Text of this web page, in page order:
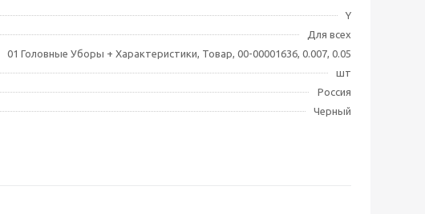
Y
Для всех
01 Головные Уборы + Характеристики, Товар, 00-00001636, 0.007, 0.05
шт
Россия
Черный